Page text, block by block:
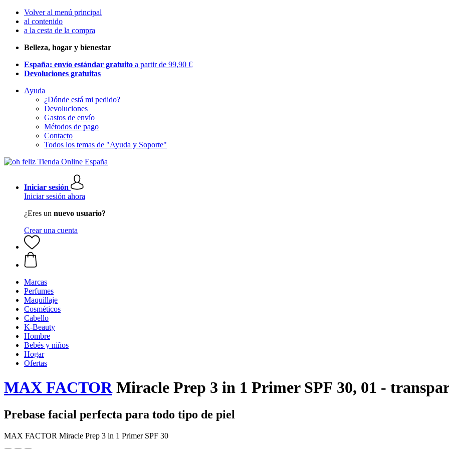
Volver al menú principal
al contenido
a la cesta de la compra
Belleza, hogar y bienestar
España: envío estándar gratuito a partir de 99,90 €
Devoluciones gratuitas
Ayuda
¿Dónde está mi pedido?
Devoluciones
Gastos de envío
Métodos de pago
Contacto
Todos los temas de "Ayuda y Soporte"
Iniciar sesión
Iniciar sesión ahora
¿Eres un nuevo usuario?
Crear una cuenta
Marcas
Perfumes
Maquillaje
Cosméticos
Cabello
K-Beauty
Hombre
Bebés y niños
Hogar
Ofertas
MAX FACTORMiracle Prep 3 in 1 Primer SPF 30, 01 -
Prebase facial perfecta para todo tipo de piel
MAX FACTOR Miracle Prep 3 in 1 Primer SPF 30